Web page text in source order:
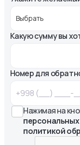
Какую сумму вы
Номер для
Нажимая на
политикой